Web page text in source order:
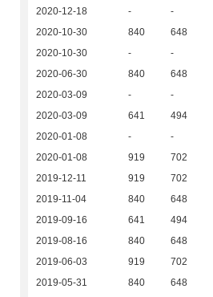
2020-12-18
- -
2020-10-30
840 648
2020-10-30
- -
2020-06-30
840 648
2020-03-09
- -
2020-03-09
641 494
2020-01-08
- -
2020-01-08
919 702
2019-12-11
919 702
2019-11-04
840 648
2019-09-16
641 494
2019-08-16
840 648
2019-06-03
919 702
2019-05-31
840 648